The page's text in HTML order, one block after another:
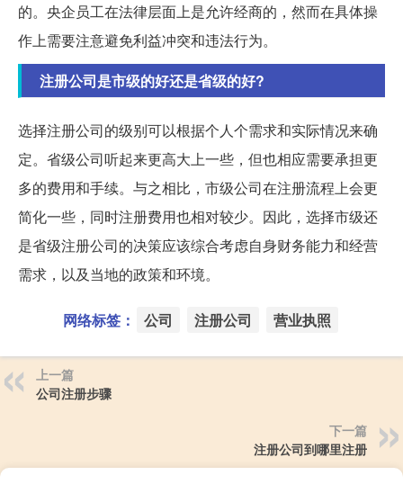
的。央企员工在法律层面上是允许经商的，然而在具体操
作上需要注意避免利益冲突和违法行为。
注册公司是市级的好还是省级的好?
选择注册公司的级别可以根据个人个需求和实际情况来确
定。省级公司听起来更高大上一些，但也相应需要承担更
多的费用和手续。与之相比，市级公司在注册流程上会更
简化一些，同时注册费用也相对较少。因此，选择市级还
是省级注册公司的决策应该综合考虑自身财务能力和经营
需求，以及当地的政策和环境。
网络标签： 公司 注册公司 营业执照
上一篇
公司注册步骤
下一篇
注册公司到哪里注册